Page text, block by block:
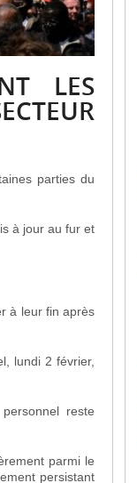
LES
parties du
à jour au fur et
à leur fin après
lundi 2 février,
reste
parmi le
persistant